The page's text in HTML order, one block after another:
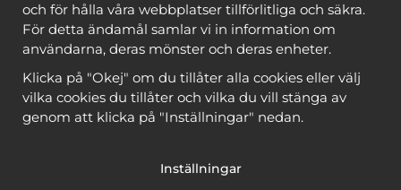
Bli medlem
Copyright © 2026, Marks & Kattens AB
och för hålla våra webbplatser tillförlitliga och säkra.
För detta ändamål samlar vi in information om
användarna, deras mönster och deras enheter.
Klicka på "Okej" om du tillåter alla cookies eller välj
vilka cookies du tillåter och vilka du vill stänga av
genom att klicka på "Inställningar" nedan.
Inställningar